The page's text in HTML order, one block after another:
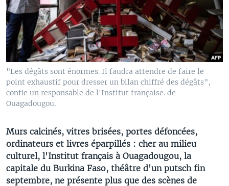
"Les dégâts sont énormes. Il faudra attendre de faire le
point exhaustif pour dresser un bilan chiffré des dégâts",
confie un responsable de l'Institut française. de
Ouagadougou.
Murs calcinés, vitres brisées, portes défoncées,
ordinateurs et livres éparpillés : cher au milieu
culturel, l'Institut français à Ouagadougou, la
capitale du Burkina Faso, théâtre d'un putsch fin
septembre, ne présente plus que des scènes de